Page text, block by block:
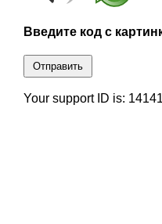
Введите код с
Отправить
Your support ID is: